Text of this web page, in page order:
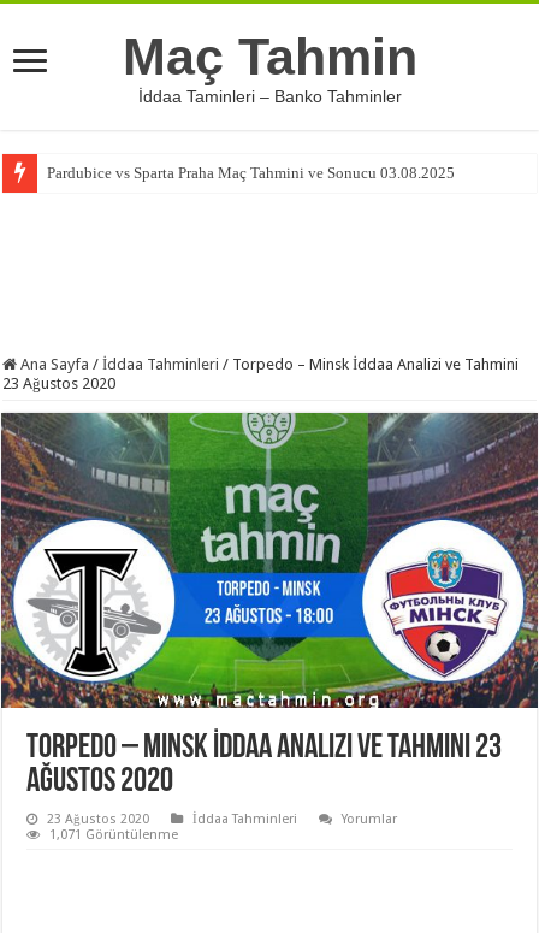
Maç Tahmin
İddaa Taminleri – Banko Tahminler
Pardubice vs Sparta Praha Maç Tahmini ve Sonucu 03.08.2025
Ana Sayfa / İddaa Tahminleri / Torpedo – Minsk İddaa Analizi ve Tahmini
23 Ağustos 2020
Torpedo – Minsk İddaa Analizi ve Tahmini 23
Ağustos 2020
23 Ağustos 2020 İddaa Tahminleri
Yorumlar
1,071 Görüntülenme